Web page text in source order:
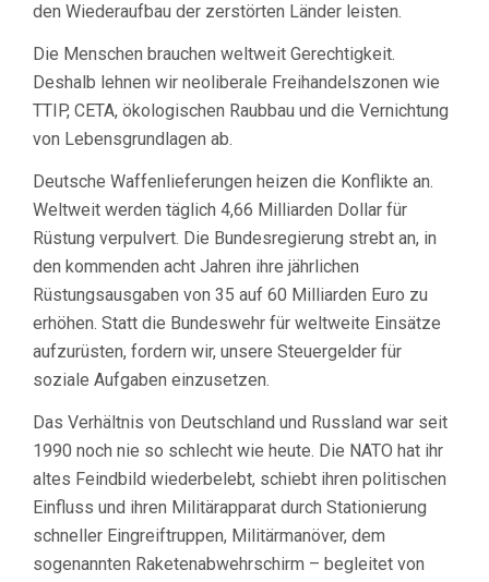
den Wiederaufbau der zerstörten Länder leisten.
Die Menschen brauchen weltweit Gerechtigkeit.
Deshalb lehnen wir neoliberale Freihandelszonen wie
TTIP, CETA, ökologischen Raubbau und die Vernichtung
von Lebensgrundlagen ab.
Deutsche Waffenlieferungen heizen die Konflikte an.
Weltweit werden täglich 4,66 Milliarden Dollar für
Rüstung verpulvert. Die Bundesregierung strebt an, in
den kommenden acht Jahren ihre jährlichen
Rüstungsausgaben von 35 auf 60 Milliarden Euro zu
erhöhen. Statt die Bundeswehr für weltweite Einsätze
aufzurüsten, fordern wir, unsere Steuergelder für
soziale Aufgaben einzusetzen.
Das Verhältnis von Deutschland und Russland war seit
1990 noch nie so schlecht wie heute. Die NATO hat ihr
altes Feindbild wiederbelebt, schiebt ihren politischen
Einfluss und ihren Militärapparat durch Stationierung
schneller Eingreiftruppen, Militärmanöver, dem
sogenannten Raketenabwehrschirm – begleitet von